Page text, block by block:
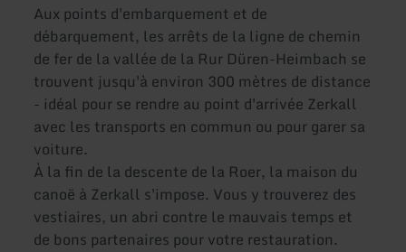
Aux points d'embarquement et de
débarquement, les arrêts de la ligne de chemin
de fer de la vallée de la Rur Düren-Heimbach se
trouvent jusqu'à environ 300 mètres de distance
- idéal pour se rendre au point d'arrivée Zerkall
avec les transports en commun ou pour garer sa
voiture.
À la fin de la descente de la Roer, la maison du
canoë à Zerkall s'impose. Vous y trouverez des
vestiaires, un abri contre le mauvais temps et
de bons partenaires pour votre restauration.